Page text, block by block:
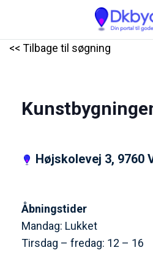
<< Tilbage til søgning
Højskolevej 3, 9760
Åbningstider
Mandag: Lukket
Tirsdag – fredag: 12 – 16